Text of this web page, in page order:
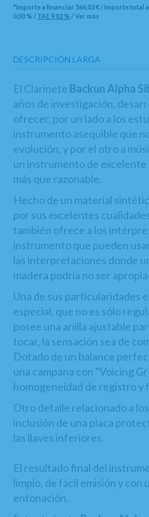
*Importe a financiar 566,03 €/ Importe total
0,00 % / TAE 9,02 % /Ver más
DESCRIPCIÓN LARGA
El Clarinete Backun Alpha
años de investigación,
ofrecer, por un lado a los
instrumento asequible que
evolución, y por el otro a
un instrumento de excelente
más que razonable.
Hecho de un material
por sus excelentes
también ofrece a los
instrumento que pueden
las interpretaciones donde
madera podría no ser
Una de sus particularidades
especial, que no es sólo
posee una anilla ajustable
tocar, la sensación sea de
Dotado de un balance
una campana con “Voicing
homogeneidad de registro y
Otro detalle relacionado a
inclusión de una placa
las llaves inferiores.
El resultado final del
limpio, de fácil emisión y con
entonación.